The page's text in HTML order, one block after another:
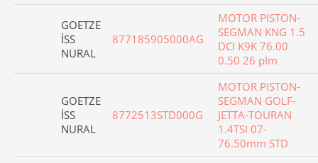
GOETZE
İSS
NURAL
877185905000AG
MOTOR PISTON-
SEGMAN KNG 1.5
DCI K9K 76.00
0.50 26 pIm
GOETZE
İSS
NURAL
8772513STD000G
MOTOR PISTON-
SEGMAN GOLF-
JETTA-TOURAN
1.4TSI 07-
76.50mm STD